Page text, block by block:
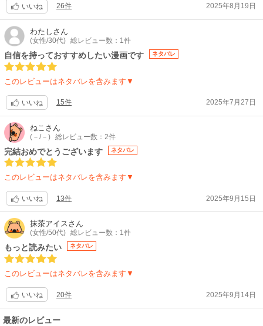
いいね 26件 2025年8月19日
わたし さん
(女性/30代) 総レビュー数：1件
自信を持っておすすめしたい漫画です ネタバレ
このレビューはネタバレを含みます▼
いいね 15件 2025年7月27日
ねこ さん
(－/－) 総レビュー数：2件
完結おめでとうございます ネタバレ
このレビューはネタバレを含みます▼
いいね 13件 2025年9月15日
抹茶アイスさん
(女性/50代) 総レビュー数：1件
もっと読みたい ネタバレ
このレビューはネタバレを含みます▼
いいね 20件 2025年9月14日
最新のレビュー